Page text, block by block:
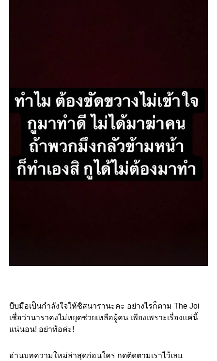
บีบมือเป็นกำลังใจให้ซิสนารานะคะ อย่างไรก็ตาม The Joi
เชื่อว่านาราคงไม่หยุดช่วยเหลือผู้คน เพียงเพราะเรื่องแค่นี้
แน่นอน! อย่าท้อค่ะ!
อ่านบทความใหม่ล่าสุดก่อนใคร กดติดตามเราไว้เลย: